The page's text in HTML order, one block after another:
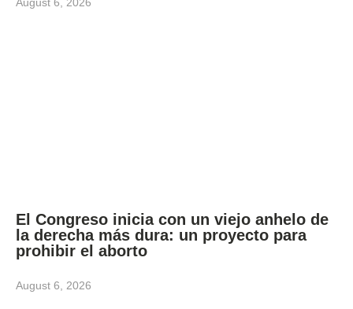
El Congreso inicia con un viejo anhelo de
la derecha más dura: un proyecto para
prohibir el aborto
August 6, 2026